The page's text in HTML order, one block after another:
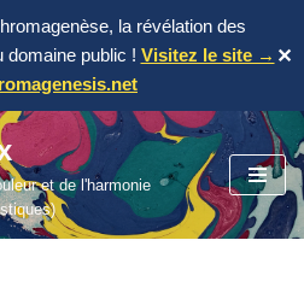
la révélation des
domaine public ! Visitez le site → ✕
et de l'harmonie